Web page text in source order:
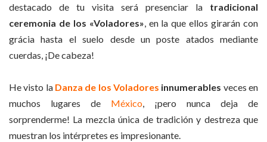
destacado de tu visita será presenciar la tradicional
ceremonia de los «Voladores», en la que ellos girarán con
grácia hasta el suelo desde un poste atados mediante
cuerdas, ¡De cabeza!
He visto la Danza de los Voladores innumerables veces en
muchos lugares de México, ¡pero nunca deja de
sorprenderme! La mezcla única de tradición y destreza que
muestran los intérpretes es impresionante.